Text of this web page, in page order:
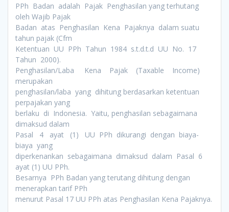
PPh Badan adalah Pajak Penghasilan yang terhutang
oleh Wajib Pajak
Badan atas Penghasilan Kena Pajaknya dalam suatu
tahun pajak (Cfm
Ketentuan UU PPh Tahun 1984 s.t.d.t.d UU No. 17
Tahun 2000).
Penghasilan/Laba Kena Pajak (Taxable Income)
merupakan
penghasilan/laba yang dihitung berdasarkan ketentuan
perpajakan yang
berlaku di Indonesia. Yaitu, penghasilan sebagaimana
dimaksud dalam
Pasal 4 ayat (1) UU PPh dikurangi dengan biaya-
biaya yang
diperkenankan sebagaimana dimaksud dalam Pasal 6
ayat (1) UU PPh.
Besarnya PPh Badan yang terutang dihitung dengan
menerapkan tarif PPh
menurut Pasal 17 UU PPh atas Penghasilan Kena Pajaknya.